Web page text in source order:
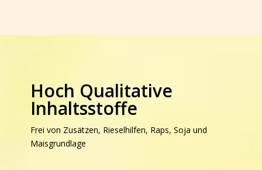
Hoch Qualitative
Inhaltsstoffe
Frei von Zusätzen, Rieselhilfen, Raps, Soja und
Maisgrundlage